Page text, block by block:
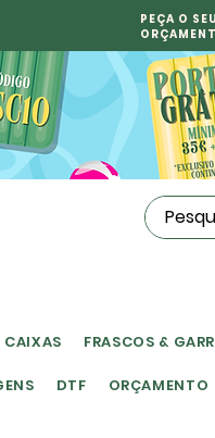
PEÇA O
CAIXAS FRASCOS &
DTF ORÇAMENTO